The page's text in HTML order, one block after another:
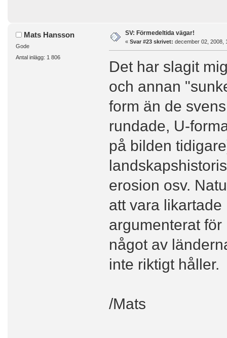
Mats Hansson
Gode
Antal inlägg: 1 806
SV: Förmedeltida vägar!
« Svar #23 skrivet: december 02, 2008,
Det har slagit
och annan
form än de
rundade, U-
på bilden
erosion osv.
att vara
argumenterat
något av
inte riktigt håller.
/Mats